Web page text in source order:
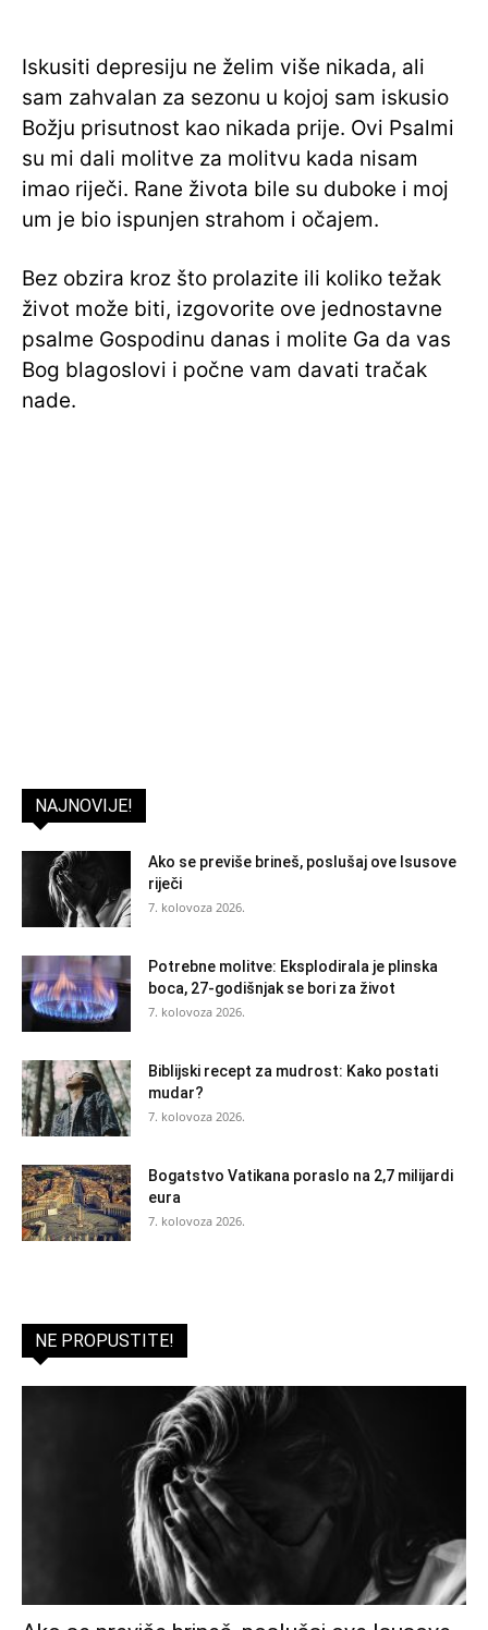
Iskusiti depresiju ne želim više nikada, ali
sam zahvalan za sezonu u kojoj sam iskusio
Božju prisutnost kao nikada prije. Ovi Psalmi
su mi dali molitve za molitvu kada nisam
imao riječi. Rane života bile su duboke i moj
um je bio ispunjen strahom i očajem.
Bez obzira kroz što prolazite ili koliko težak
život može biti, izgovorite ove jednostavne
psalme Gospodinu danas i molite Ga da vas
Bog blagoslovi i počne vam davati tračak
nade.
NAJNOVIJE!
Ako se previše brineš, poslušaj ove Isusove
riječi
7. kolovoza 2026.
Potrebne molitve: Eksplodirala je plinska
boca, 27-godišnjak se bori za život
7. kolovoza 2026.
Biblijski recept za mudrost: Kako postati
mudar?
7. kolovoza 2026.
Bogatstvo Vatikana poraslo na 2,7 milijardi
eura
7. kolovoza 2026.
NE PROPUSTITE!